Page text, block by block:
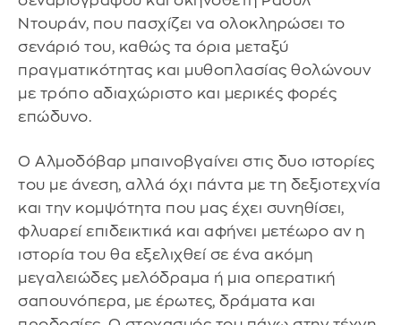
Ντουράν, που πασχίζει να ολοκληρώσει το
σενάριό του, καθώς τα όρια μεταξύ
πραγματικότητας και μυθοπλασίας θολώνουν
με τρόπο αδιαχώριστο και μερικές φορές
επώδυνο.
Ο Αλμοδόβαρ μπαινοβγαίνει στις δυο ιστορίες
του με άνεση, αλλά όχι πάντα με τη δεξιοτεχνία
και την κομψότητα που μας έχει συνηθίσει,
φλυαρεί επιδεικτικά και αφήνει μετέωρο αν η
ιστορία του θα εξελιχθεί σε ένα ακόμη
μεγαλειώδες μελόδραμα ή μια οπερατική
σαπουνόπερα, με έρωτες, δράματα και